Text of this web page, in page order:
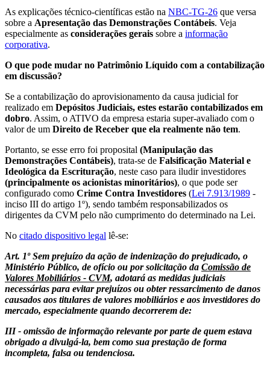
As explicações técnico-científicas estão na NBC-TG-26 que versa
sobre a Apresentação das Demonstrações Contábeis. Veja
especialmente as considerações gerais sobre a informação
corporativa.
O que pode mudar no Patrimônio Líquido com a contabilização
em discussão?
Se a contabilização do aprovisionamento da causa judicial for
realizado em Depósitos Judiciais, estes estarão contabilizados em
dobro. Assim, o ATIVO da empresa estaria super-avaliado com o
valor de um Direito de Receber que ela realmente não tem.
Portanto, se esse erro foi proposital (Manipulação das
Demonstrações Contábeis), trata-se de Falsificação Material e
Ideológica da Escrituração, neste caso para iludir investidores
(principalmente os acionistas minoritários), o que pode ser
configurado como Crime Contra Investidores (Lei 7.913/1989 -
inciso III do artigo 1º), sendo também responsabilizados os
dirigentes da CVM pelo não cumprimento do determinado na Lei.
No citado dispositivo legal lê-se:
Art. 1º Sem prejuízo da ação de indenização do prejudicado, o
Ministério Público, de ofício ou por solicitação da Comissão de
Valores Mobiliários - CVM, adotará as medidas judiciais
necessárias para evitar prejuízos ou obter ressarcimento de danos
causados aos titulares de valores mobiliários e aos investidores do
mercado, especialmente quando decorrerem de:
III - omissão de informação relevante por parte de quem estava
obrigado a divulgá-la, bem como sua prestação de forma
incompleta, falsa ou tendenciosa.